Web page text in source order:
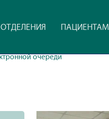
ОТДЕЛЕНИЯ ПАЦИЕНТАМ
очереди